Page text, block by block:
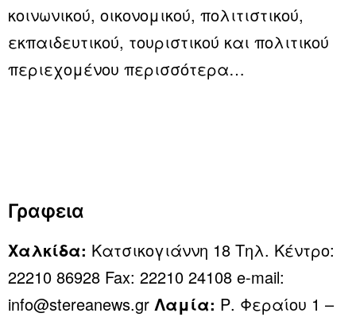
κοινωνικού, οικονομικού, πολιτιστικού,
εκπαιδευτικού, τουριστικού και πολιτικού
περιεχομένου περισσότερα…
Γραφεια
Χαλκίδα: Κατσικογιάννη 18 Τηλ. Κέντρο:
22210 86928 Fax: 22210 24108 e-mail:
info@stereanews.gr Λαμία: Ρ. Φεραίου 1 –